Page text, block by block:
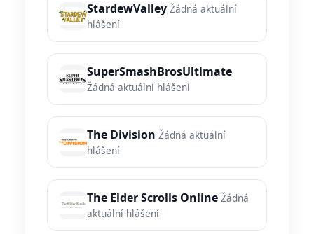
StardewValley Žádná aktuální
hlášení
SuperSmashBrosUltimate
Žádná aktuální hlášení
The Division Žádná aktuální
hlášení
The Elder Scrolls Online Žádná
aktuální hlášení